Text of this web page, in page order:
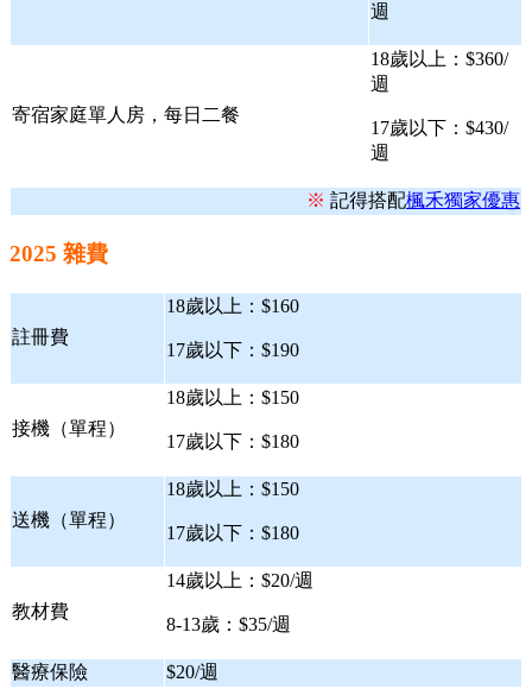
週
寄宿家庭單人房，每日二餐
18歲以上：$360/
週
17歲以下：$430/
週
※ 記得搭配楓禾獨家優惠
2025 雜費
註冊費
18歲以上：$160
17歲以下：$190
接機（單程）
18歲以上：$150
17歲以下：$180
送機（單程）
18歲以上：$150
17歲以下：$180
教材費
14歲以上：$20/週
8-13歲：$35/週
醫療保險 $20/週